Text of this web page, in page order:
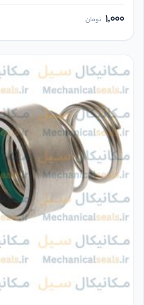
1,000 تومان